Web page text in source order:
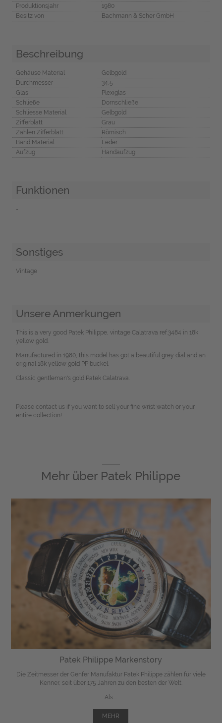
Produktionsjahr
1980
Besitz von
Bachmann & Scher GmbH
Beschreibung
Gehäuse Material
Gelbgold
Durchmesser
34,5
Glas
Plexiglas
Schließe
Dornschließe
Schliesse Material
Gelbgold
Zifferblatt
Grau
Zahlen Zifferblatt
Römisch
Band Material
Leder
Aufzug
Handaufzug
Funktionen
-
Sonstiges
Vintage
Unsere Anmerkungen
This is a very good Patek Philippe, vintage Calatrava ref.3484 in 18k
yellow gold.
Manufactured in 1980, this model has got a beautiful grey dial and an
original 18k yellow gold PP buckel.
Classic gentleman's gold Patek Calatrava.
Please contact us if you want to sell your fine wrist watch or your
entire collection!
Mehr über Patek Philippe
Patek Philippe Markenstory
Die Zeitmesser der Genfer Manufaktur Patek Philippe zählen für viele
Kenner, seit über 175 Jahren zu den besten der Welt.
Als ...
MEHR